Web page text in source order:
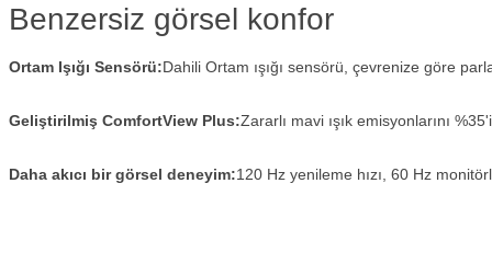
Benzersiz görsel konfor
Ortam Işığı Sensörü:Dahili Ortam ışığı sensörü, çevrenize göre
Geliştirilmiş ComfortView Plus:Zararlı mavi ışık emisyonlarını
Daha akıcı bir görsel deneyim:120 Hz yenileme hızı, 60 Hz